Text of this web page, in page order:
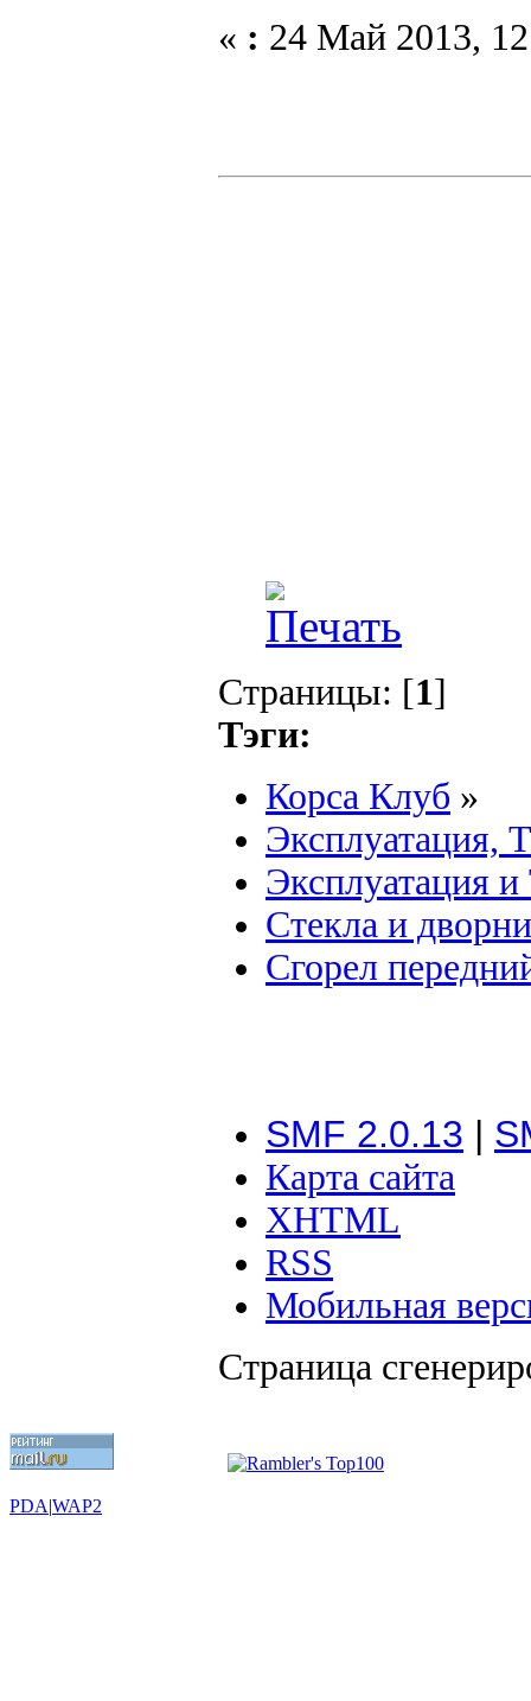
« : 24 Май 2013,
Страницы: [1]
Тэги:
Корса Клуб »
Эксплуатация,
Эксплуатация
Стекла и
Сгорел
SMF 2.0.13 |
Карта сайта
XHTML
RSS
Мобильная
Страница
PDA|WAP2